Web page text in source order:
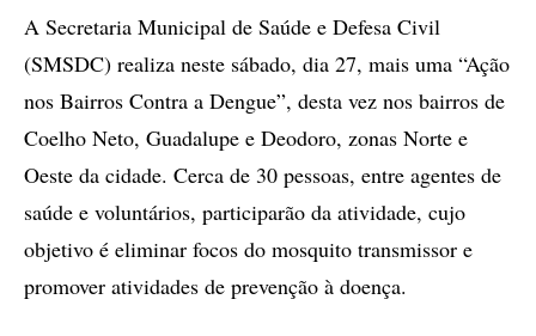
compartilhamento
A Secretaria Municipal de Saúde e Defesa Civil
(SMSDC) realiza neste sábado, dia 27, mais uma “Ação
nos Bairros Contra a Dengue”, desta vez nos bairros de
Coelho Neto, Guadalupe e Deodoro, zonas Norte e
Oeste da cidade. Cerca de 30 pessoas, entre agentes de
saúde e voluntários, participarão da atividade, cujo
objetivo é eliminar focos do mosquito transmissor e
promover atividades de prevenção à doença.